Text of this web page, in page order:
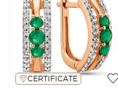
CERTIFICATE